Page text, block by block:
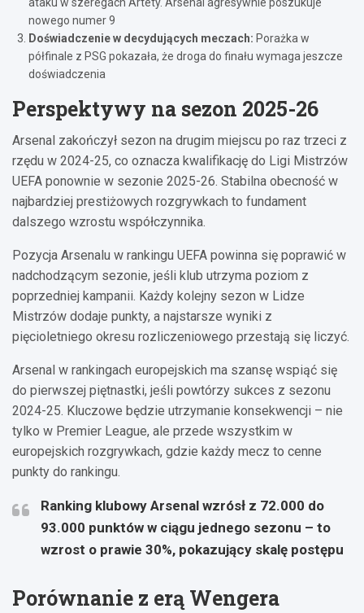
nowego numer 9
Doświadczenie w decydujących meczach: Porażka w
półfinale z PSG pokazała, że droga do finału wymaga jeszcze
doświadczenia
Perspektywy na sezon 2025-26
Arsenal zakończył sezon na drugim miejscu po raz trzeci z
rzędu w 2024-25, co oznacza kwalifikację do Ligi Mistrzów
UEFA ponownie w sezonie 2025-26. Stabilna obecność w
najbardziej prestiżowych rozgrywkach to fundament
dalszego wzrostu współczynnika.
Pozycja Arsenalu w rankingu UEFA powinna się poprawić w
nadchodzącym sezonie, jeśli klub utrzyma poziom z
poprzedniej kampanii. Każdy kolejny sezon w Lidze
Mistrzów dodaje punkty, a najstarsze wyniki z
pięcioletniego okresu rozliczeniowego przestają się liczyć.
Arsenal w rankingach europejskich ma szansę wspiąć się
do pierwszej piętnastki, jeśli powtórzy sukces z sezonu
2024-25. Kluczowe będzie utrzymanie konsekwencji – nie
tylko w Premier League, ale przede wszystkim w
europejskich rozgrywkach, gdzie każdy mecz to cenne
punkty do rankingu.
Ranking klubowy Arsenal wzrósł z 72.000 do
93.000 punktów w ciągu jednego sezonu – to
wzrost o prawie 30%, pokazujący skalę postępu
Porównanie z erą Wengera